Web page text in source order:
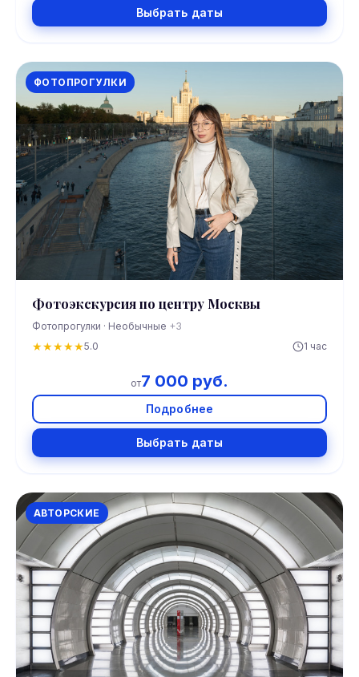
Выбрать даты
ФОТОПРОГУЛКИ
Фотоэкскурсия по центру Москвы
Фотопрогулки · Необычные +3
★★★★★5.0 1 час
от7 000 руб.
Подробнее
Выбрать даты
АВТОРСКИЕ